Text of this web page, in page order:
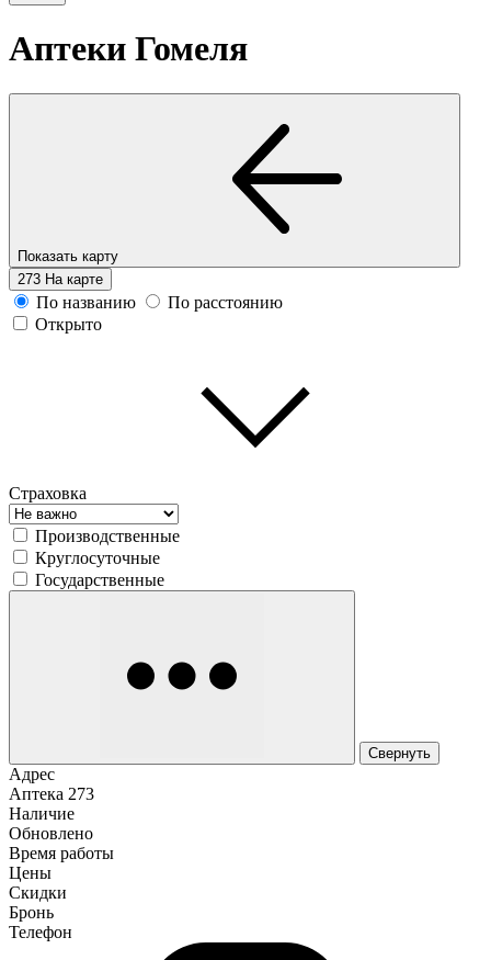
Аптеки Гомеля
Показать карту
273 На карте
По названию
По расстоянию
Открыто
Страховка
Производственные
Круглосуточные
Государственные
Свернуть
Адрес
Аптека 273
Наличие
Обновлено
Время работы
Цены
Скидки
Бронь
Телефон